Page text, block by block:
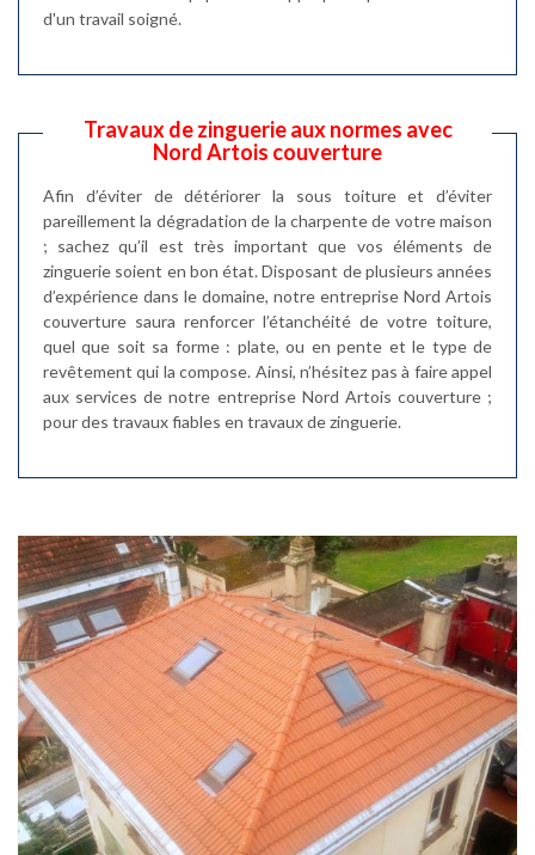
d'un travail soigné.
Travaux de zinguerie aux normes avec
Nord Artois couverture
Afin d’éviter de détériorer la sous toiture et d’éviter
pareillement la dégradation de la charpente de votre maison
; sachez qu’il est très important que vos éléments de
zinguerie soient en bon état. Disposant de plusieurs années
d’expérience dans le domaine, notre entreprise Nord Artois
couverture saura renforcer l’étanchéité de votre toiture,
quel que soit sa forme : plate, ou en pente et le type de
revêtement qui la compose. Ainsi, n’hésitez pas à faire appel
aux services de notre entreprise Nord Artois couverture ;
pour des travaux fiables en travaux de zinguerie.